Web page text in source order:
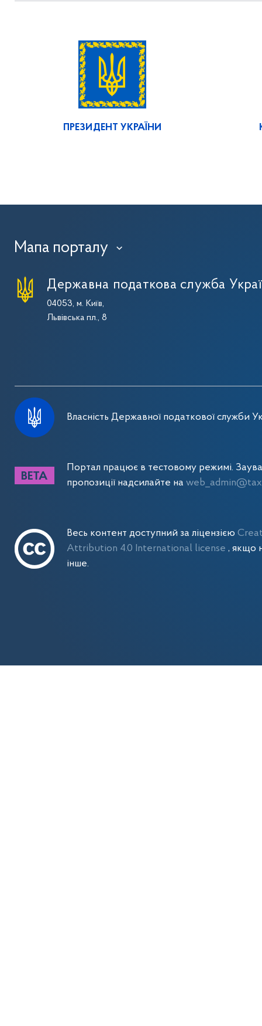
ПРЕЗИДЕНТ УКРАЇНИ
Мапа порталу ›
Державна податкова служба
04053, м. Київ,
Львівська пл., 8
Власність Державної податкової служби
Портал працює в тестовому режимі.
пропозиції надсилайте на
Весь контент доступний за ліцензією
Attribution 4.0 International license, якщо
інше.